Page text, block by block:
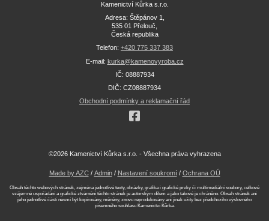
Kamenictví Kůrka s.r.o.
Adresa: Štěpánov 1,
535 01 Přelouč,
Česká republika
Telefon: +420 775 337 383
E-mail: kurka@kamenovyroba.cz
IČ: 08887934
DIČ: CZ08887934
Obchodní podmínky a reklamační řád
©2026 Kamenictví Kůrka s.r.o. - Všechna práva vyhrazena
Made by AZC/ Admin/ Nastavení soukromí/ Ochrana OÚ
Obsah těchto webových stránek, zejména jednotlivé texty, obrázky, grafika i grafické prvky či multimediální soubory, celkové
vzájemné uspořádání a grafické ztvárnění těchto stránek je autorským dílem a jako takové je chráněno. Obsah stránek ani
jeho jednotlivé části nesmí být kopírovány, měněny, znovu reprodukovány ani jinak užity bez předchozího výslovného
písemného souhlasu Kamenictví Kůrka.